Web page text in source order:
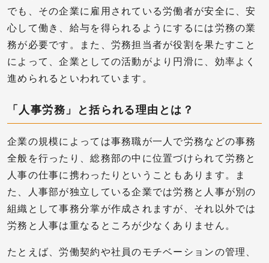
でも、その企業に雇用されている労働者が安全に、安
心して働き、給与を得られるようにするには労務の業
務が必要です。また、労務担当者が役割を果たすこと
によって、企業としての活動がより円滑に、効率よく
進められるといわれています。
「人事労務」と括られる理由とは？
企業の規模によっては事務職が一人で労務などの事務
全般を行ったり、総務部の中に位置づけられて労務と
人事の仕事に携わったりということもあります。ま
た、人事部が独立している企業では労務と人事が別の
組織として事務分掌が作成されますが、それ以外では
労務と人事は重なるところが少なくありません。
たとえば、労働契約や社員のモチベーションの管理、